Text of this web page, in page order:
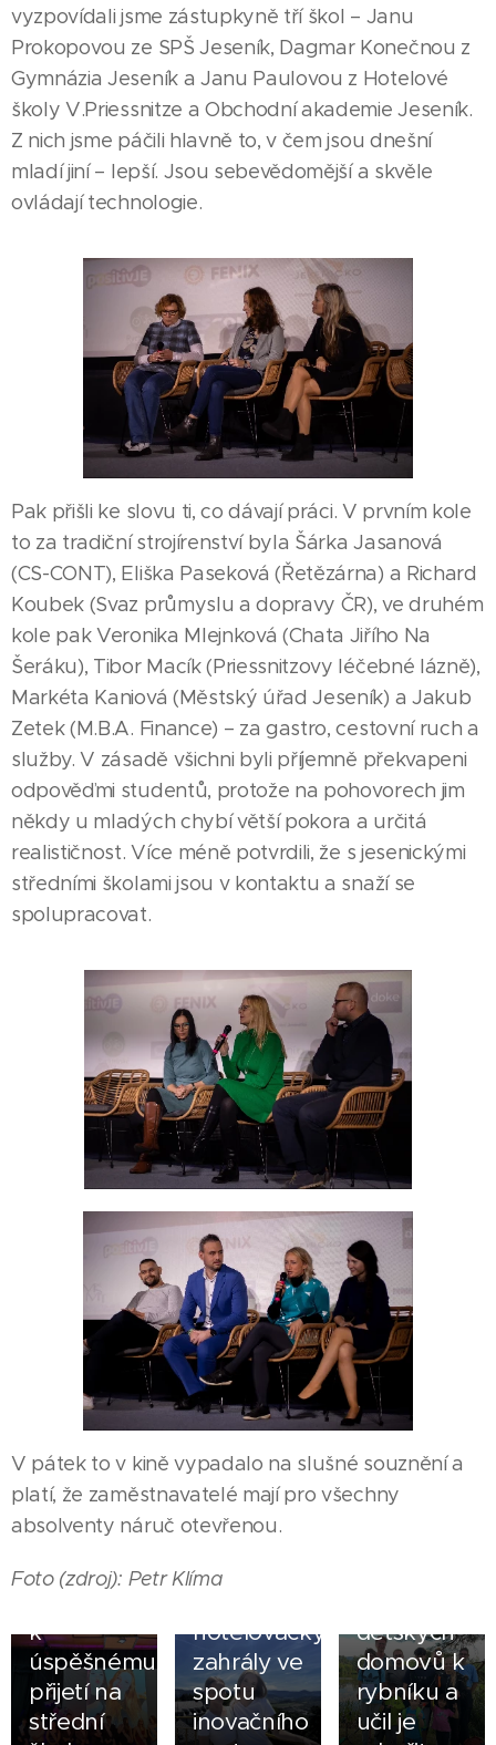
vyzpovídali jsme zástupkyně tří škol – Janu
Prokopovou ze SPŠ Jeseník, Dagmar Konečnou z
Gymnázia Jeseník a Janu Paulovou z Hotelové
školy V.Priessnitze a Obchodní akademie Jeseník.
Z nich jsme páčili hlavně to, v čem jsou dnešní
mladí jiní – lepší. Jsou sebevědomější a skvěle
ovládají technologie.
Pak přišli ke slovu ti, co dávají práci. V prvním kole
to za tradiční strojírenství byla Šárka Jasanová
(CS-CONT), Eliška Paseková (Řetězárna) a Richard
Koubek (Svaz průmyslu a dopravy ČR), ve druhém
kole pak Veronika Mlejnková (Chata Jiřího Na
Šeráku), Tibor Macík (Priessnitzovy léčebné lázně),
Markéta Kaniová (Městský úřad Jeseník) a Jakub
Zetek (M.B.A. Finance) – za gastro, cestovní ruch a
služby. V zásadě všichni byli příjemně překvapeni
odpověďmi studentů, protože na pohovorech jim
někdy u mladých chybí větší pokora a určitá
realističnost. Více méně potvrdili, že s jesenickými
středními školami jsou v kontaktu a snaží se
spolupracovat.
V pátek to v kině vypadalo na slušné souznění a
platí, že zaměstnavatelé mají pro všechny
absolventy náruč otevřenou.
Foto (zdroj): Petr Klíma
ZŠ Česká
Ves
dovedla
všechny
své
k
úspěšnému
přijetí na
střední
02.08.2026
hotelovačky
zahrály ve
spotu
inovačního
17.07.2026
Spolek
Rychlebské
dětských
domovů k
rybníku a
učil je
12.07.2026
Zážitková
05.07.2026
Viktorie
Žáková a
Patrik